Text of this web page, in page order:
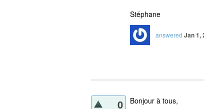
Stéphane
answered Jan 1,
0
Bonjour à tous,